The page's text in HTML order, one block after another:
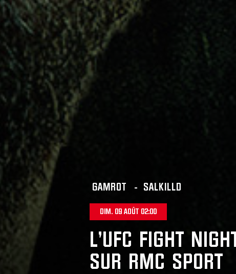
GAMROT - SALKILLD
DIM. 09 AOÛT 02:00
L'UFC FIGHT
SUR RMC SPORT